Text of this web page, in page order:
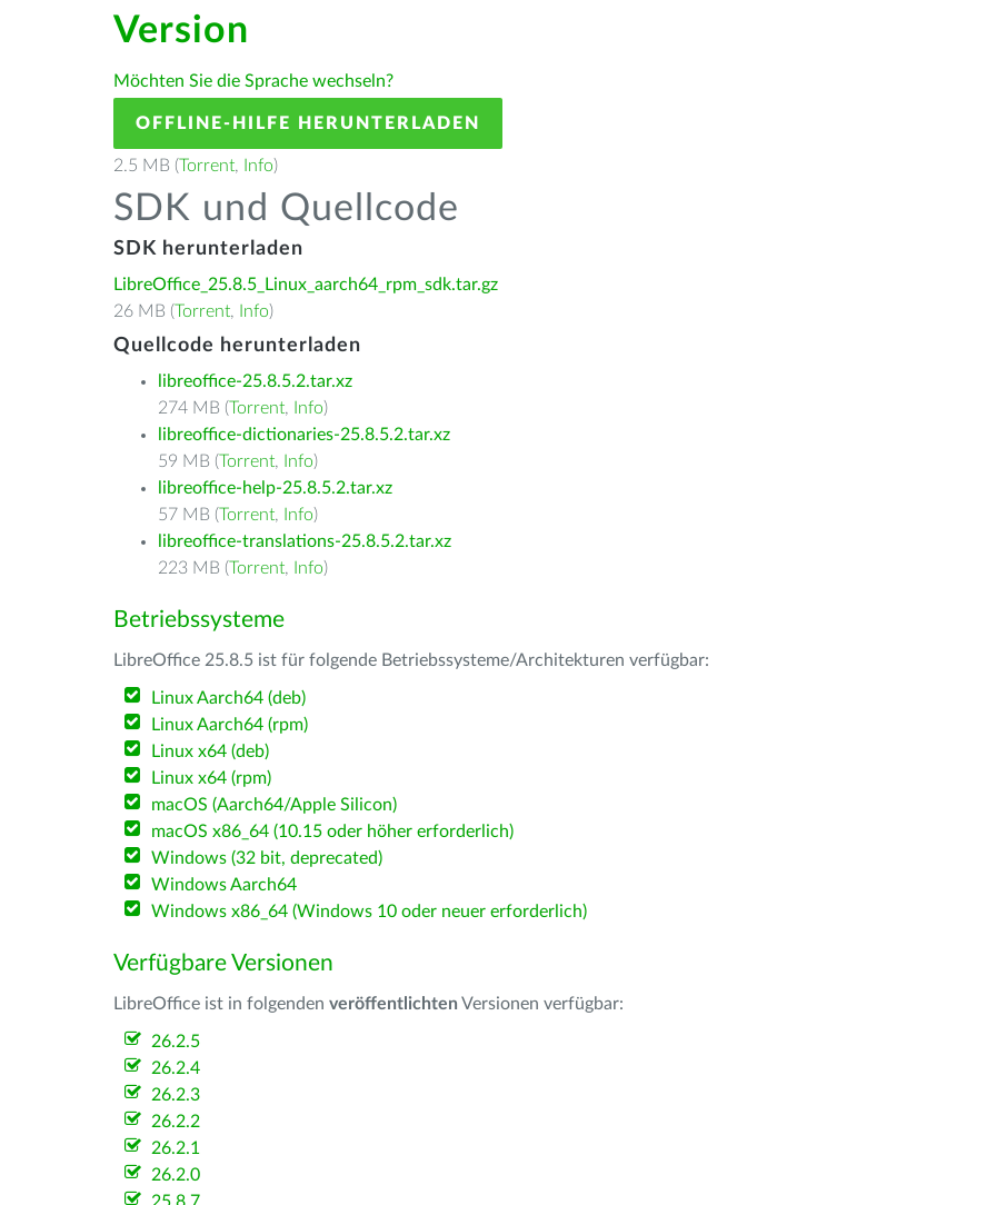
Version
Möchten Sie die Sprache wechseln?
OFFLINE-HILFE HERUNTERLADEN
2.5 MB (Torrent, Info)
SDK und Quellcode
SDK herunterladen
LibreOffice_25.8.5_Linux_aarch64_rpm_sdk.tar.gz
26 MB (Torrent, Info)
Quellcode herunterladen
libreoffice-25.8.5.2.tar.xz
274 MB (Torrent, Info)
libreoffice-dictionaries-25.8.5.2.tar.xz
59 MB (Torrent, Info)
libreoffice-help-25.8.5.2.tar.xz
57 MB (Torrent, Info)
libreoffice-translations-25.8.5.2.tar.xz
223 MB (Torrent, Info)
Betriebssysteme
LibreOffice 25.8.5 ist für folgende Betriebssysteme/Architekturen verfügbar:
Linux Aarch64 (deb)
Linux Aarch64 (rpm)
Linux x64 (deb)
Linux x64 (rpm)
macOS (Aarch64/Apple Silicon)
macOS x86_64 (10.15 oder höher erforderlich)
Windows (32 bit, deprecated)
Windows Aarch64
Windows x86_64 (Windows 10 oder neuer erforderlich)
Verfügbare Versionen
LibreOffice ist in folgenden veröffentlichten Versionen verfügbar:
26.2.5
26.2.4
26.2.3
26.2.2
26.2.1
26.2.0